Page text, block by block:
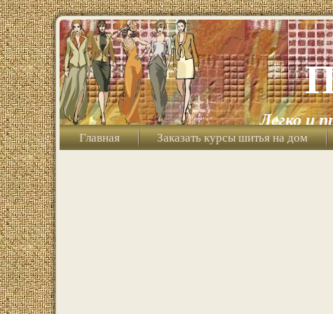
Легко и
Главная Заказать курсы шитья на дом